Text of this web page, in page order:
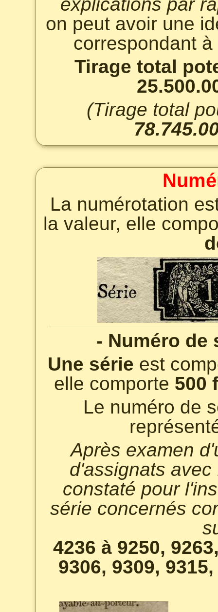
on peut avoir une
correspondant
Tirage total
(Tirage total
La numérotation
la valeur, elle
- Numéro de
Une série est
elle comporte 500
Le numéro de
Après examen
d'assignats
constaté pour
série concernés
4236 à 9250,
9306, 9309,